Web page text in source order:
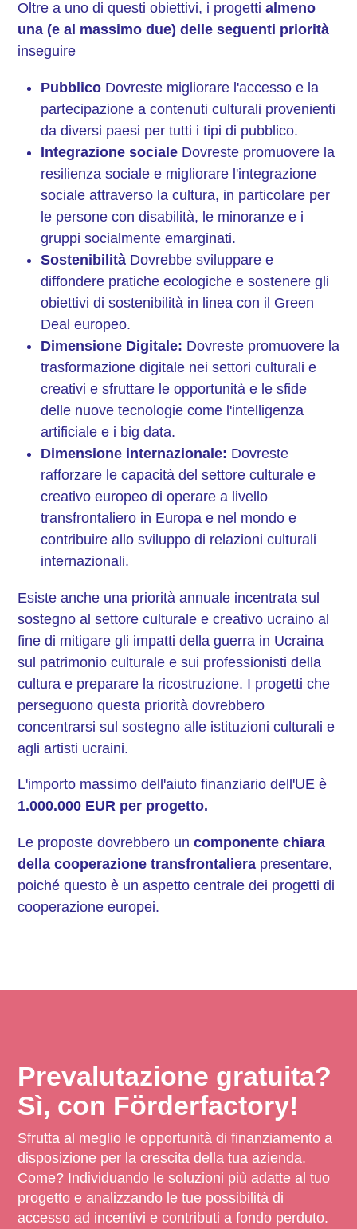
Oltre a uno di questi obiettivi, i progettialmeno
una (e al massimo due) delle seguenti priorità
inseguire
PubblicoDovreste migliorare l'accesso e la
partecipazione a contenuti culturali provenienti
da diversi paesi per tutti i tipi di pubblico.
Integrazione socialeDovreste promuovere la
resilienza sociale e migliorare l'integrazione
sociale attraverso la cultura, in particolare per
le persone con disabilità, le minoranze e i
gruppi socialmente emarginati.
SostenibilitàDovrebbe sviluppare e
diffondere pratiche ecologiche e sostenere gli
obiettivi di sostenibilità in linea con il Green
Deal europeo.
Dimensione Digitale: Dovreste promuovere la
trasformazione digitale nei settori culturali e
creativi e sfruttare le opportunità e le sfide
delle nuove tecnologie come l'intelligenza
artificiale e i big data.
Dimensione internazionale: Dovreste
rafforzare le capacità del settore culturale e
creativo europeo di operare a livello
transfrontaliero in Europa e nel mondo e
contribuire allo sviluppo di relazioni culturali
internazionali.
Esiste anche una priorità annuale incentrata sul
sostegno al settore culturale e creativo ucraino al
fine di mitigare gli impatti della guerra in Ucraina
sul patrimonio culturale e sui professionisti della
cultura e preparare la ricostruzione. I progetti che
perseguono questa priorità dovrebbero
concentrarsi sul sostegno alle istituzioni culturali e
agli artisti ucraini.
L'importo massimo dell'aiuto finanziario dell'UE è
1.000.000 EUR per progetto.
Le proposte dovrebbero un componente chiara
della cooperazione transfrontaliera presentare,
poiché questo è un aspetto centrale dei progetti di
cooperazione europei.
Prevalutazione gratuita?
Sì, con Förderfactory!
Sfrutta al meglio le opportunità di finanziamento a
disposizione per la crescita della tua azienda.
Come? Individuando le soluzioni più adatte al tuo
progetto e analizzando le tue possibilità di
accesso ad incentivi e contributi a fondo perduto.